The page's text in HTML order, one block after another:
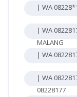
| WA
| WA
MALANG
| WA
| WA
08228177